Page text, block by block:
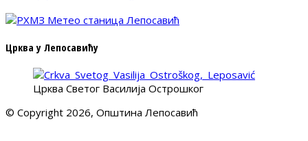
Црква у Лепосавићу
Црква Светог Василија Острошког
© Copyright 2026, Општина Лепосавић